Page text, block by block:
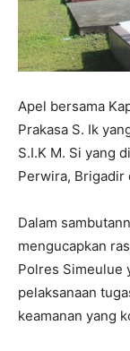
Apel bersama
Prakasa S. Ik
S.I.K M. Si yang
Perwira, Brigadir
Dalam
mengucapkan
Polres Simeulue
pelaksanaan
keamanan yang